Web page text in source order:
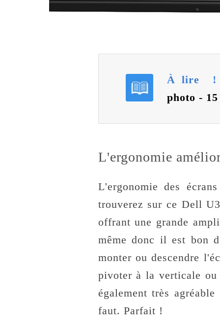
À lire
photo -
L'ergonomie
L'ergonomie des
trouverez sur ce Dell
offrant une grande
même donc il est bon
monter ou descendre
pivoter à la verticale
également très
faut. Parfait !